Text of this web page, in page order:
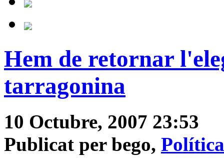
Hem de retornar
tarragonina
10 Octubre, 2007 23:53
Publicat per bego,